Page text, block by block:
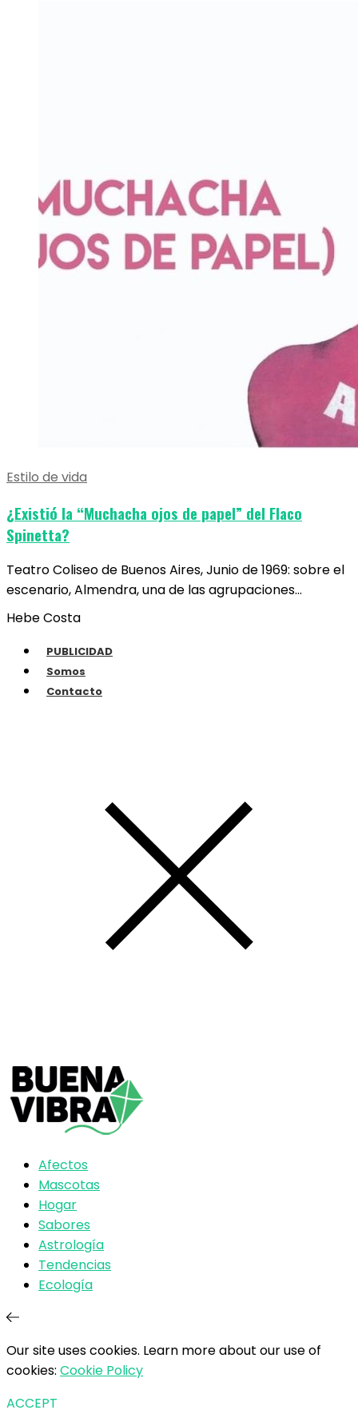
Estilo de vida
¿Existió la “Muchacha ojos de papel” del Flaco
Spinetta?
Teatro Coliseo de Buenos Aires, Junio de 1969: sobre el
escenario, Almendra, una de las agrupaciones…
Hebe Costa
PUBLICIDAD
Somos
Contacto
Afectos
Mascotas
Hogar
Sabores
Astrología
Tendencias
Ecología
Our site uses cookies. Learn more about our use of
cookies: Cookie Policy
ACCEPT